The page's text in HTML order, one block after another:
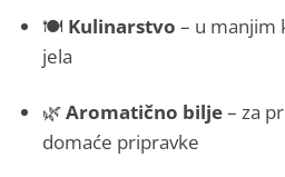
🍽️ Kulinarstvo – u manjim
jela
🌿Aromatično bilje– za
domaće pripravke